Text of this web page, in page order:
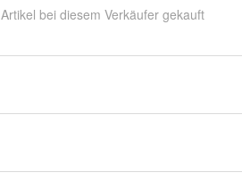
bei diesem Verkäufer gekauft